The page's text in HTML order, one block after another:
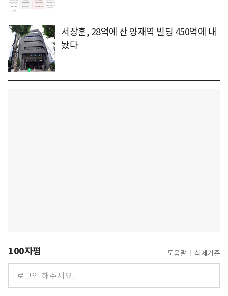
서장훈, 28억에 산 양재역 빌딩 450억에 내
놨다
100자평 도움말 삭제기준